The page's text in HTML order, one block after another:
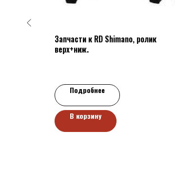
Запчасти к RD Shimano, ролик
верх+ниж.
Подробнее
В корзину